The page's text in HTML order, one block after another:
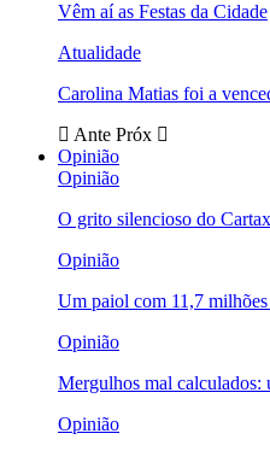
Vêm aí as Festas da Cidade
Atualidade
Carolina Matias foi a
Ante Próx
Opinião
Opinião
O grito silencioso do
Opinião
Um paiol com 11,7
Opinião
Mergulhos mal calculados:
Opinião